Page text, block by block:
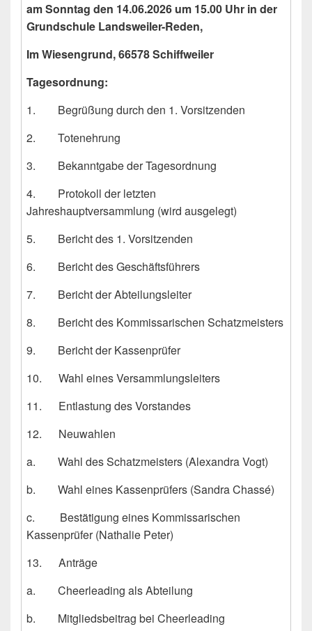
am Sonntag den 14.06.2026 um 15.00 Uhr in der
Grundschule Landsweiler-Reden,
Im Wiesengrund, 66578 Schiffweiler
Tagesordnung:
1. Begrüßung durch den 1. Vorsitzenden
2. Totenehrung
3. Bekanntgabe der Tagesordnung
4. Protokoll der letzten
Jahreshauptversammlung (wird ausgelegt)
5. Bericht des 1. Vorsitzenden
6. Bericht des Geschäftsführers
7. Bericht der Abteilungsleiter
8. Bericht des Kommissarischen Schatzmeisters
9. Bericht der Kassenprüfer
10. Wahl eines Versammlungsleiters
11. Entlastung des Vorstandes
12. Neuwahlen
a. Wahl des Schatzmeisters (Alexandra Vogt)
b. Wahl eines Kassenprüfers (Sandra Chassé)
c. Bestätigung eines Kommissarischen
Kassenprüfer (Nathalie Peter)
13. Anträge
a. Cheerleading als Abteilung
b. Mitgliedsbeitrag bei Cheerleading